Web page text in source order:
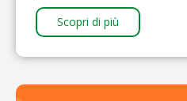
Scopri di più